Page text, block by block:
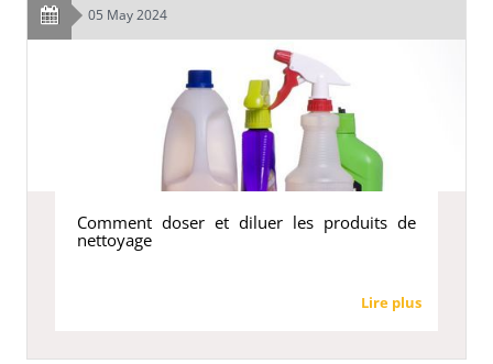
05 May 2024
Comment doser et diluer les produits de
nettoyage
Lire plus